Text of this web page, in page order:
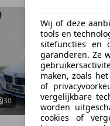
30
Wij of deze
tools en
sitefuncties en
garanderen. Ze
maken, zoals
of
vergelijkbare
worden
cookies of